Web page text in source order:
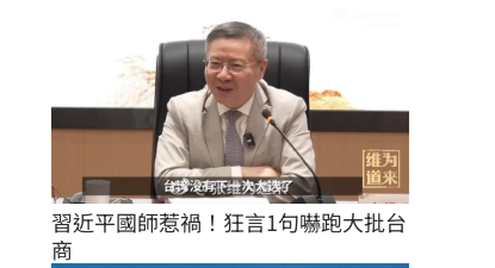
習近平國師惹禍！狂言1句嚇跑大批台
商